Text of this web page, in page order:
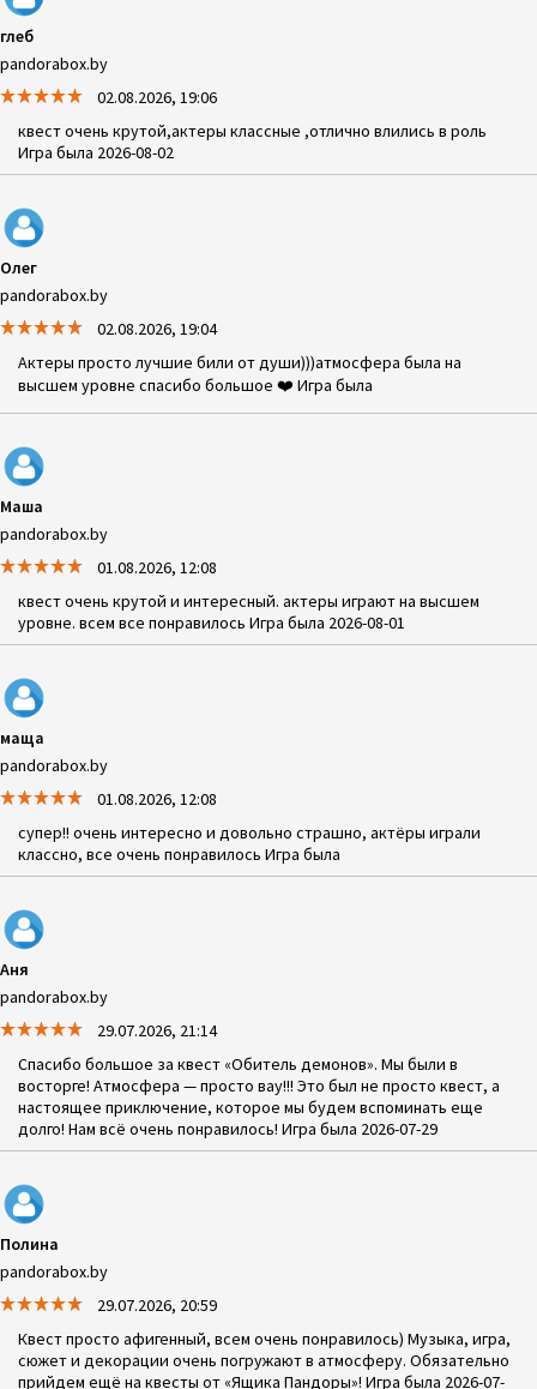
глеб
pandorabox.by
02.08.2026, 19:06
квест очень крутой,актеры классные ,отлично влились в роль
Игра была 2026-08-02
Олег
pandorabox.by
02.08.2026, 19:04
Актеры просто лучшие били от души)))атмосфера была на
высшем уровне спасибо большое ❤️ Игра была
Маша
pandorabox.by
01.08.2026, 12:08
квест очень крутой и интересный. актеры играют на высшем
уровне. всем все понравилось Игра была 2026-08-01
маща
pandorabox.by
01.08.2026, 12:08
супер!! очень интересно и довольно страшно, актёры играли
классно, все очень понравилось Игра была
Аня
pandorabox.by
29.07.2026, 21:14
Спасибо большое за квест «Обитель демонов». Мы были в
восторге! Атмосфера — просто вау!!! Это был не просто квест, а
настоящее приключение, которое мы будем вспоминать еще
долго! Нам всё очень понравилось! Игра была 2026-07-29
Полина
pandorabox.by
29.07.2026, 20:59
Квест просто афигенный, всем очень понравилось) Музыка, игра,
сюжет и декорации очень погружают в атмосферу. Обязательно
прийдем ещё на квесты от «Ящика Пандоры»! Игра была 2026-07-